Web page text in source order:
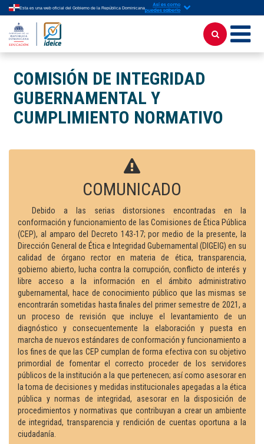
Esta es una web oficial del Gobierno de la República Dominicana
COMISIÓN DE INTEGRIDAD
GUBERNAMENTAL Y
CUMPLIMIENTO NORMATIVO
COMUNICADO
Debido a las serias distorsiones encontradas en la
conformación y funcionamiento de las Comisiones de Ética Pública
(CEP), al amparo del Decreto 143-17; por medio de la presente, la
Dirección General de Ética e lntegridad Gubernamental (DIGEIG) en su
calidad de órgano rector en materia de ética, transparencia,
gobierno abierto, lucha contra la corrupción, conflicto de interés y
libre acceso a la información en el ámbito administrativo
gubernamental, hace de conocimiento público que las mismas se
encontrarán sometidas hasta finales del primer semestre de 2021, a
un proceso de revisión que incluye el levantamiento de un
diagnóstico y consecuentemente la elaboración y puesta en
marcha de nuevos estándares de conformación y funcionamiento a
los fines de que las CEP cumplan de forma efectiva con su objetivo
primordial de fomentar el correcto proceder de los servidores
públicos de la institución a la que pertenecen; así como asesorar en
la toma de decisiones y medidas institucionales apegadas a la ética
pública y normas de integridad, asesorar en la disposición de
procedimientos y normativas que contribuyan a crear un ambiente
de integridad, transparencia y rendición de cuentas oportuna a la
ciudadanía.